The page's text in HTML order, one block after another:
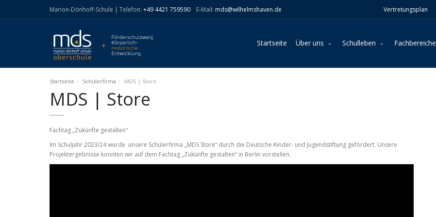
Marion-Dönhoff-Schule | Telefon: +49 4421 759590 E-Mail: mds@wilhelmshaven.de Vertretungsplan
Startseite Über uns Schulleben Fachbereiche
Startseite Schülerfirma MDS | Store
MDS | Store
Fachtag „Zukünfte gestalten“
Im Schuljahr 2023/24 wurde unsere Schülerfirma „MDS Store“ durch die Deutsche Kinder- und Jugendstiftung gefördert. Unsere
Projektergebnisse konnten wir auf dem Fachtag „Zukünfte gestalten“ in Berlin vorstellen.